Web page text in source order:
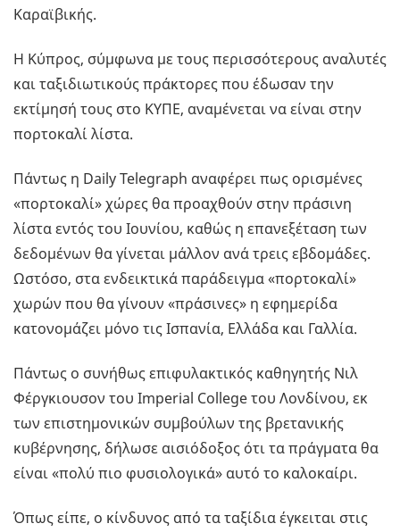
Καραϊβικής.
Η Κύπρος, σύμφωνα με τους περισσότερους αναλυτές
και ταξιδιωτικούς πράκτορες που έδωσαν την
εκτίμησή τους στο ΚΥΠΕ, αναμένεται να είναι στην
πορτοκαλί λίστα.
Πάντως η Daily Telegraph αναφέρει πως ορισμένες
«πορτοκαλί» χώρες θα προαχθούν στην πράσινη
λίστα εντός του Ιουνίου, καθώς η επανεξέταση των
δεδομένων θα γίνεται μάλλον ανά τρεις εβδομάδες.
Ωστόσο, στα ενδεικτικά παράδειγμα «πορτοκαλί»
χωρών που θα γίνουν «πράσινες» η εφημερίδα
κατονομάζει μόνο τις Ισπανία, Ελλάδα και Γαλλία.
Πάντως ο συνήθως επιφυλακτικός καθηγητής Νιλ
Φέργκιουσον του Imperial College του Λονδίνου, εκ
των επιστημονικών συμβούλων της βρετανικής
κυβέρνησης, δήλωσε αισιόδοξος ότι τα πράγματα θα
είναι «πολύ πιο φυσιολογικά» αυτό το καλοκαίρι.
Όπως είπε, ο κίνδυνος από τα ταξίδια έγκειται στις